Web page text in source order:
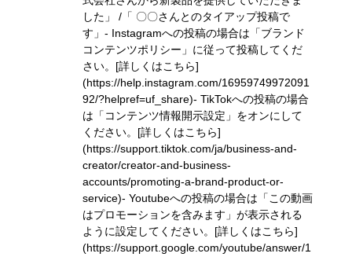
した」 /「 〇〇さんとのタイアップ投稿で
す」 - Instagramへの投稿の場合は「ブランド
コンテンツポリシー」に従って投稿してくだ
さい。 [詳しくはこちら]
(https://help.instagram.com/16959749972091
92/?helpref=uf_share)- TikTokへの投稿の場合
は「コンテンツ情報開示設定」をオンにして
ください。 [詳しくはこちら]
(https://support.tiktok.com/ja/business-and-
creator/creator-and-business-
accounts/promoting-a-brand-product-or-
service)- Youtubeへの投稿の場合は「この動画
はプロモーションを含みます」が表示される
ように設定してください。 [詳しくはこちら]
(https://support.google.com/youtube/answer/1